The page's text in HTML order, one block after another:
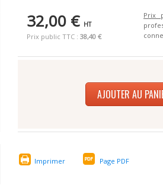
32,00 € HT
Prix public TTC : 38,40 €
Prix
AJOUTER AU
Imprimer Page PDF